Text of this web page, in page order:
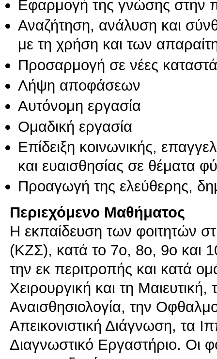
Εφαρμογή της γνώσης στην
Αναζήτηση, ανάλυση και
με τη χρήση και των
Προσαρμογή σε νέες
Λήψη αποφάσεων
Αυτόνομη εργασία
Ομαδική εργασία
Επίδειξη κοινωνικής,
και ευαισθησίας σε θέματα
Προαγωγή της ελεύθερης,
Περιεχόμενο Μαθήματος
Η εκπαίδευση των φοιτητών
(ΚΖΣ), κατά το 7ο, 8ο, 9ο και
την εκ περιτροπής και κατά
Χειρουργική και τη
Αναισθησιολογία, την
Απεικονιστική Διάγνωση, τα
Διαγνωστικό Εργαστήριο. Οι